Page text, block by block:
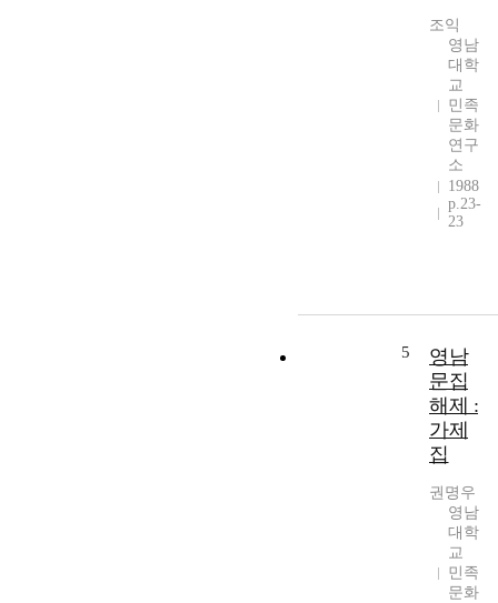
조익
영남
대학
교
민족
문화
연구
소
1988
p.23-
23
5
영남
문집
해제 :
가제
집
권명우
영남
대학
교
민족
문화